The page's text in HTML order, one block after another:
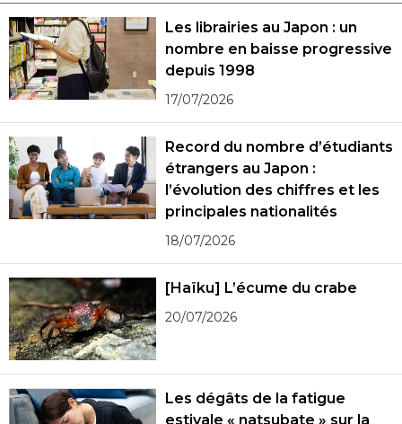
Les librairies au Japon : un
nombre en baisse progressive
depuis 1998
17/07/2026
Record du nombre d’étudiants
étrangers au Japon :
l’évolution des chiffres et les
principales nationalités
18/07/2026
[Haïku] L’écume du crabe
20/07/2026
Les dégâts de la fatigue
estivale « natsubate » sur la